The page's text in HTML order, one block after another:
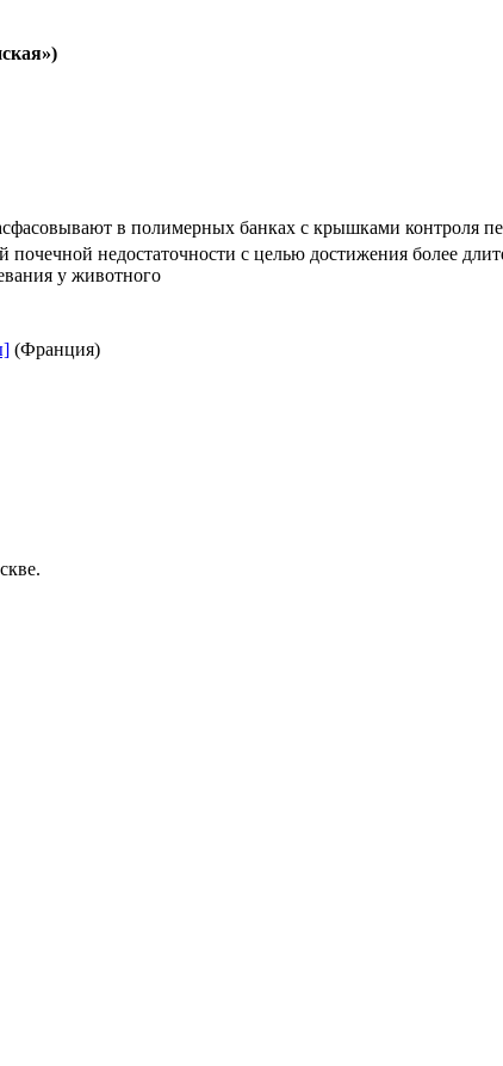
в полимерных банках с крышками контроля
недостаточности с целью достижения более
у животного
(Франция)